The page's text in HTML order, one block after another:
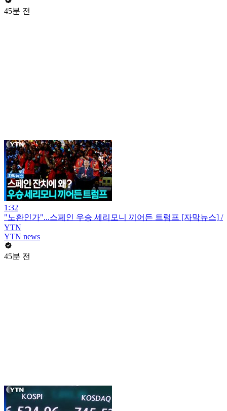
45분 전
1:32
"노환인가"...스페인 우승 세리모니 끼어든 트럼프 [자막뉴스] /
YTN
YTN news
45분 전